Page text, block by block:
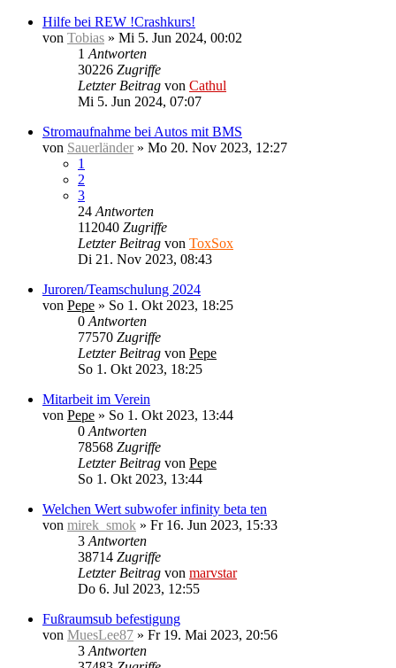
Hilfe bei REW !Crashkurs!
von Tobias » Mi 5. Jun 2024, 00:02
1 Antworten
30226 Zugriffe
Letzter Beitrag von Cathul
Mi 5. Jun 2024, 07:07
Stromaufnahme bei Autos mit BMS
von Sauerländer » Mo 20. Nov 2023, 12:27
1
2
3
24 Antworten
112040 Zugriffe
Letzter Beitrag von ToxSox
Di 21. Nov 2023, 08:43
Juroren/Teamschulung 2024
von Pepe » So 1. Okt 2023, 18:25
0 Antworten
77570 Zugriffe
Letzter Beitrag von Pepe
So 1. Okt 2023, 18:25
Mitarbeit im Verein
von Pepe » So 1. Okt 2023, 13:44
0 Antworten
78568 Zugriffe
Letzter Beitrag von Pepe
So 1. Okt 2023, 13:44
Welchen Wert subwofer infinity beta ten
von mirek_smok » Fr 16. Jun 2023, 15:33
3 Antworten
38714 Zugriffe
Letzter Beitrag von marvstar
Do 6. Jul 2023, 12:55
Fußraumsub befestigung
von MuesLee87 » Fr 19. Mai 2023, 20:56
3 Antworten